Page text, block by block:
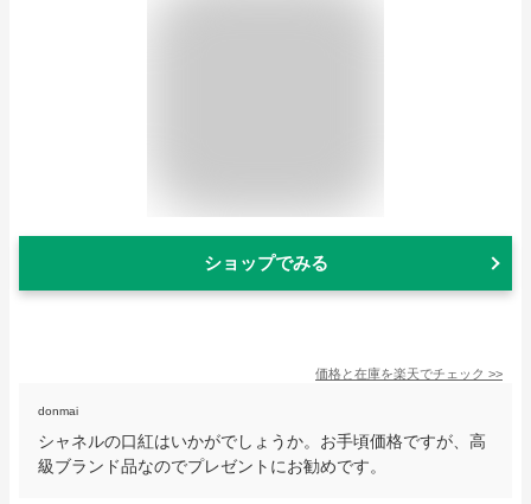
ショップでみる
価格と在庫を楽天でチェック >>
donmai
シャネルの口紅はいかがでしょうか。お手頃価格ですが、高
級ブランド品なのでプレゼントにお勧めです。